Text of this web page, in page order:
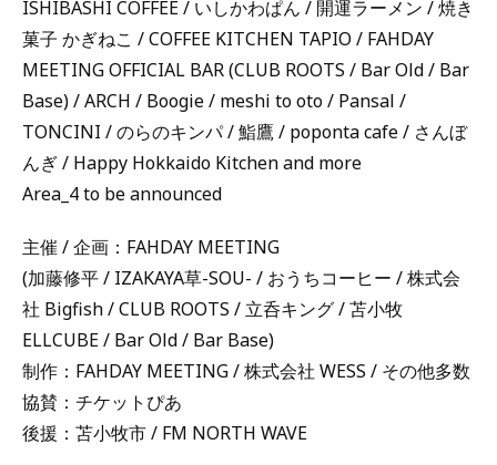
ISHIBASHI COFFEE / いしかわぱん / 開運ラーメン / 焼き
菓子 かぎねこ / COFFEE KITCHEN TAPIO / FAHDAY
MEETING OFFICIAL BAR (CLUB ROOTS / Bar Old / Bar
Base) / ARCH / Boogie / meshi to oto / Pansal /
TONCINI / のらのキンパ / 鮨鷹 / poponta cafe / さんぼ
んぎ / Happy Hokkaido Kitchen and more
Area_4 to be announced
主催 / 企画：FAHDAY MEETING
(加藤修平 / IZAKAYA草-SOU- / おうちコーヒー / 株式会
社 Bigfish / CLUB ROOTS / 立呑キング / 苫小牧
ELLCUBE / Bar Old / Bar Base)
制作：FAHDAY MEETING / 株式会社 WESS / その他多数
協賛：チケットぴあ
後援：苫小牧市 / FM NORTH WAVE